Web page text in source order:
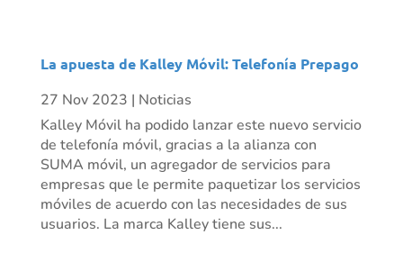
La apuesta de Kalley Móvil: Telefonía Prepago
27 Nov 2023 | Noticias
Kalley Móvil ha podido lanzar este nuevo servicio
de telefonía móvil, gracias a la alianza con
SUMA móvil, un agregador de servicios para
empresas que le permite paquetizar los servicios
móviles de acuerdo con las necesidades de sus
usuarios. La marca Kalley tiene sus...